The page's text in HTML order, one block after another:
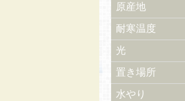
原産地
耐寒温度
光
置き場所
水やり